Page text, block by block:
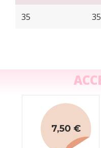
35 35
7,50 €